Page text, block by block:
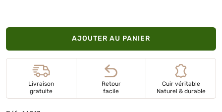
AJOUTER AU PANIER
Livraison
gratuite
Retour
facile
Cuir véritable
Naturel & durable